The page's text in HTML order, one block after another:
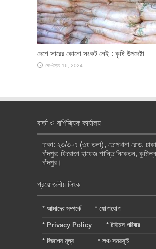
দেশে সারের কোনো সংকট নেই : কৃষি উপদেষ্টা
সেপ্টেম্বর 16, 2024
বার্তা ও বাণিজ্যিক কার্যালয়
ঢাকা: ২৩/৩-এ (৩য় তলা), তোপখানা রোড,
চাঁদপুর: ফিরোজা হাফেজ শান্তি নিকেতন,
চাঁদপুর।
প্রয়োজনীয় লিংক
* আমাদের সম্পর্কে * যোগাযোগ
* Privacy Policy *টাইমস পরিবার
* বিজ্ঞাপন মূল্য * লঞ্চ সময়সূচি